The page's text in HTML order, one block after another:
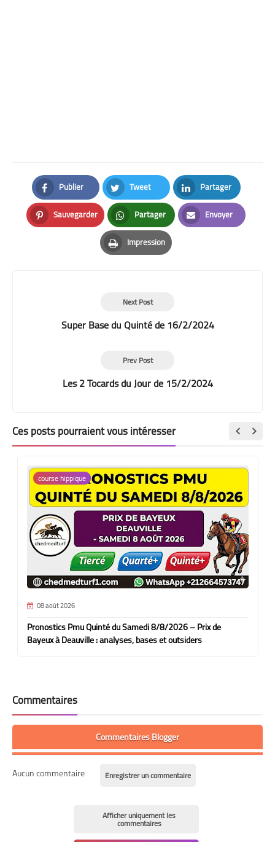
Publier
Facebook
Tweet
Twitter
Partager
LinkedIn
Sauvegarder
Pinterest
Partager
Whatsapp
Envoyer
Email
Impression
Print
Next Post
Super Base du Quinté de 16/2/2024
Prev Post
Les 2 Tocards du Jour de 15/2/2024
Ces posts pourraient vous intéresser
course hippique
08 août 2026
Pronostics Pmu Quinté du Samedi 8/8/2026 – Prix de
Bayeux à Deauville : analyses, bases et outsiders
Commentaires
Commentaires Blogger
Aucun commentaire Enregistrer un commentaire
Afficher uniquement les
commentaires